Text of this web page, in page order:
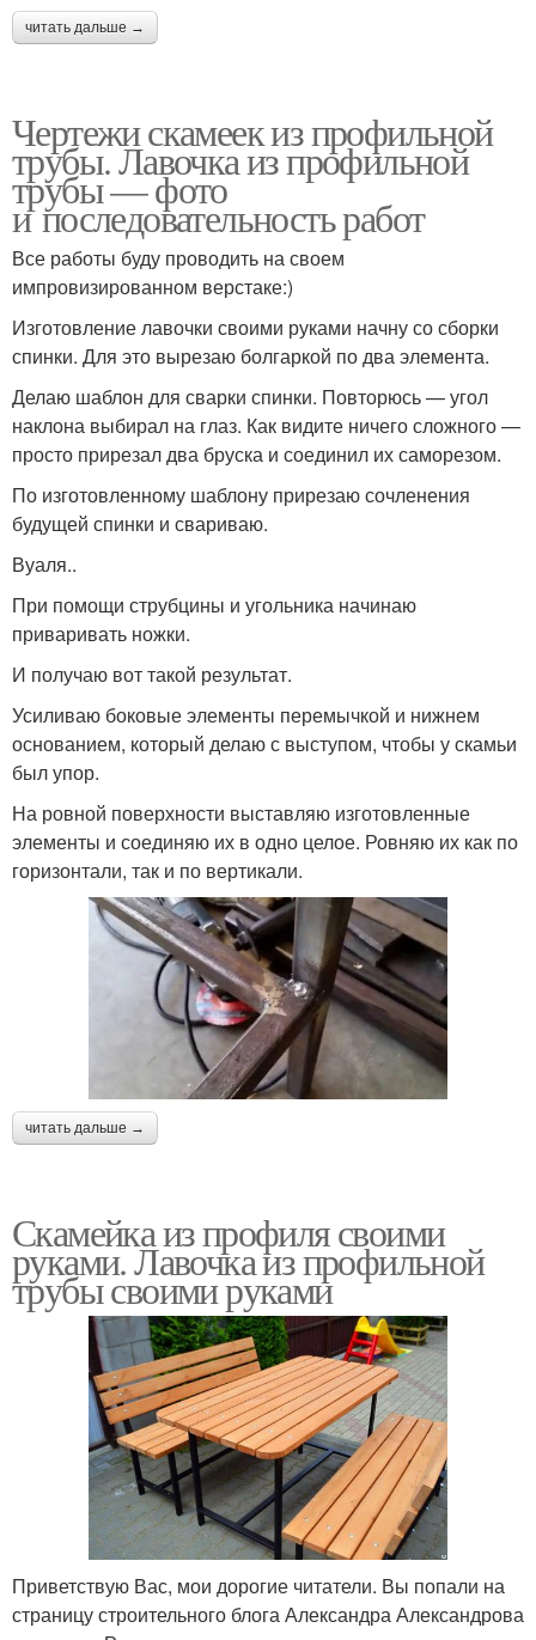
читать дальше →
Чертежи скамеек из профильной
трубы. Лавочка из профильной
трубы — фото
и последовательность работ
Все работы буду проводить на своем
импровизированном верстаке:)
Изготовление лавочки своими руками начну со сборки
спинки. Для это вырезаю болгаркой по два элемента.
Делаю шаблон для сварки спинки. Повторюсь — угол
наклона выбирал на глаз. Как видите ничего сложного —
просто прирезал два бруска и соединил их саморезом.
По изготовленному шаблону прирезаю сочленения
будущей спинки и свариваю.
Вуаля..
При помощи струбцины и угольника начинаю
приваривать ножки.
И получаю вот такой результат.
Усиливаю боковые элементы перемычкой и нижнем
основанием, который делаю с выступом, чтобы у скамьи
был упор.
На ровной поверхности выставляю изготовленные
элементы и соединяю их в одно целое. Ровняю их как по
горизонтали, так и по вертикали.
читать дальше →
Скамейка из профиля своими
руками. Лавочка из профильной
трубы своими руками
Приветствую Вас, мои дорогие читатели. Вы попали на
страницу строительного блога Александра Александрова